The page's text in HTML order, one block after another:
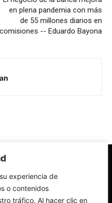
experiencia de
o contenidos
tráfico. Al hacer clic en
en plena pandemia con más
de 55 millones diarios en
comisiones -- Eduardo Bayona
católica y la sociedad